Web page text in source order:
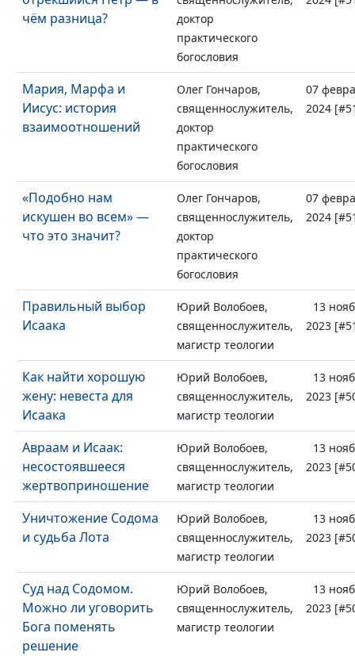
чём разница?
доктор
практического
богословия
Мария, Марфа и
Иисус: история
взаимоотношений
Олег Гончаров,
священнослужитель,
доктор
практического
богословия
07
2024
«Подобно нам
искушен во всем» —
что это значит?
Олег Гончаров,
священнослужитель,
доктор
практического
богословия
07
2024
Правильный выбор
Исаака
Юрий Волобоев,
священнослужитель,
магистр теологии
13
2023
Как найти хорошую
жену: невеста для
Исаака
Юрий Волобоев,
священнослужитель,
магистр теологии
13
2023
Авраам и Исаак:
несостоявшееся
жертвоприношение
Юрий Волобоев,
священнослужитель,
магистр теологии
13
2023
Уничтожение Содома
и судьба Лота
Юрий Волобоев,
священнослужитель,
магистр теологии
13
2023
Суд над Содомом.
Можно ли уговорить
Бога поменять
решение
Юрий Волобоев,
священнослужитель,
магистр теологии
13
2023